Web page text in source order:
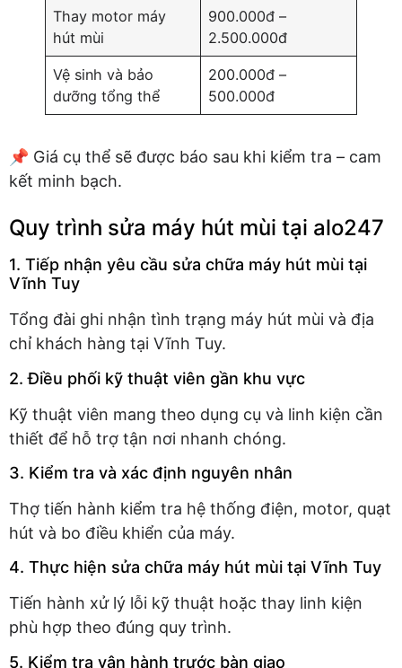
Thay motor máy
hút mùi
900.000đ –
2.500.000đ
Vệ sinh và bảo
dưỡng tổng thể
200.000đ –
500.000đ
📌 Giá cụ thể sẽ được báo sau khi kiểm tra – cam
kết minh bạch.
Quy trình sửa máy hút mùi tại alo247
1. Tiếp nhận yêu cầu sửa chữa máy hút mùi tại
Vĩnh Tuy
Tổng đài ghi nhận tình trạng máy hút mùi và địa
chỉ khách hàng tại Vĩnh Tuy.
2. Điều phối kỹ thuật viên gần khu vực
Kỹ thuật viên mang theo dụng cụ và linh kiện cần
thiết để hỗ trợ tận nơi nhanh chóng.
3. Kiểm tra và xác định nguyên nhân
Thợ tiến hành kiểm tra hệ thống điện, motor, quạt
hút và bo điều khiển của máy.
4. Thực hiện sửa chữa máy hút mùi tại Vĩnh Tuy
Tiến hành xử lý lỗi kỹ thuật hoặc thay linh kiện
phù hợp theo đúng quy trình.
5. Kiểm tra vận hành trước bàn giao